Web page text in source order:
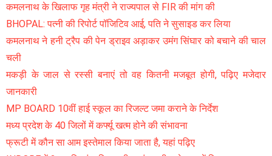
कमलनाथ के खिलाफ गृह मंत्री ने राज्यपाल से FIR की मांग की
BHOPAL: पत्नी की रिपोर्ट पॉजिटिव आई, पति ने सुसाइड कर लिया
कमलनाथ ने हनी ट्रैप की पेन ड्राइव अड़ाकर उमंग सिंघार को बचाने की चाल
चली
मकड़ी के जाल से रस्सी बनाएं तो वह कितनी मजबूत होगी, पढ़िए मजेदार
जानकारी
MP BOARD 10वीं हाई स्कूल का रिजल्ट जमा कराने के निर्देश
मध्य प्रदेश के 40 जिलों में कर्फ्यू खत्म होने की संभावना
फ्रूटी में कौन सा आम इस्तेमाल किया जाता है, यहां पढ़िए